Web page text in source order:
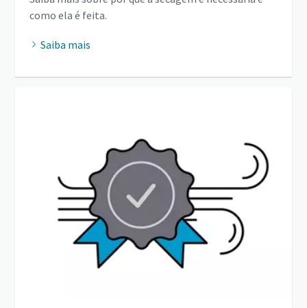
como ela é feita.
Saiba mais